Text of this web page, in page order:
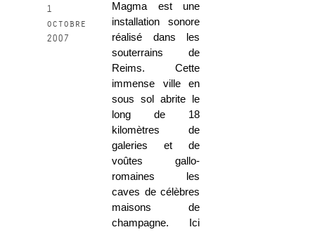
1
octobre
2007
Magma est une
installation sonore
réalisé dans les
souterrains de
Reims. Cette
immense ville en
sous sol abrite le
long de 18
kilomètres de
galeries et de
voûtes gallo-
romaines les
caves de célèbres
maisons de
champagne. Ici